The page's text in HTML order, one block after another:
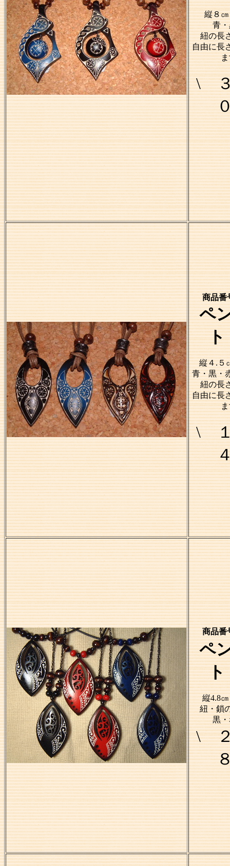
縦８
青
紐の長
自由に長
\
商品
ペ
ト
縦４.
青・黒・
紐の長
自由に長
\
商品
ペ
ト
縦4.8
紐・鎖
黒
\